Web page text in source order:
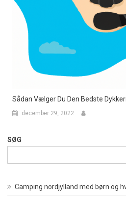
Sådan Vælger Du Den Bedste
december 29, 2022
SØG
Camping nordjylland med børn og